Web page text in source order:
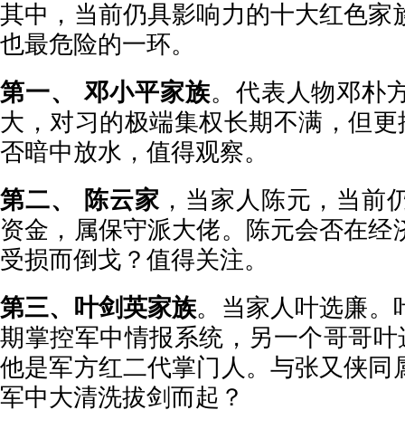
其中，当前仍具影响力的十大红色家
也最危险的一环。
第一、 邓小平家族。代表人物邓朴
大，对习的极端集权长期不满，但更
否暗中放水，值得观察。
第二、 陈云家，当家人陈元，当前
资金，属保守派大佬。陈元会否在经
受损而倒戈？值得关注。
第三、叶剑英家族。当家人叶选廉。
期掌控军中情报系统，另一个哥哥叶
他是军方红二代掌门人。与张又侠同
军中大清洗拔剑而起？